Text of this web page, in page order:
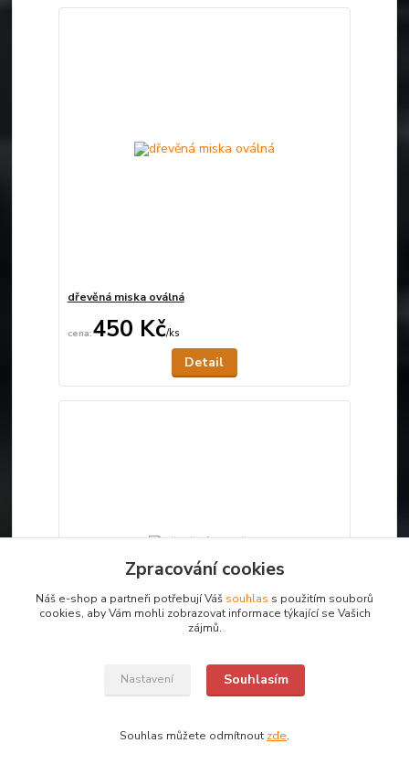
dřevěná miska oválná
450 Kč/ks
Detail
180 Kč
Zpracování cookies
Náš e-shop a partneři potřebují Váš souhlas s použitím souborů
cookies, aby Vám mohli zobrazovat informace týkající se Vašich
zájmů.
Nastavení Souhlasím
Souhlas můžete odmítnout zde.